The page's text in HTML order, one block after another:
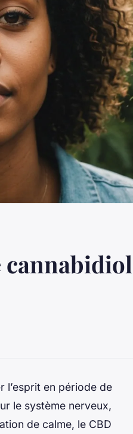
cannabidiol
l’esprit en période de
le système nerveux,
de calme, le CBD